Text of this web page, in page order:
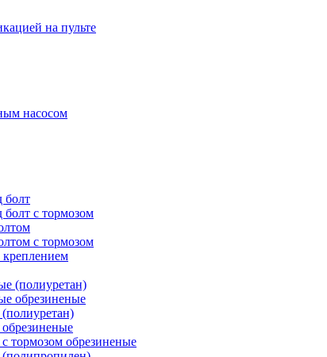
на пульте
насосом
болт
с тормозом
с тормозом
(полиуретан)
обрезиненые
тормозом обрезиненые